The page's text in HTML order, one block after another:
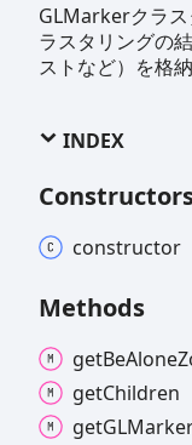
GLMarkerクラ
ラスタリングの
ストなど）を格納
INDEX
constructor
Methods
getBeAlone
getChildren